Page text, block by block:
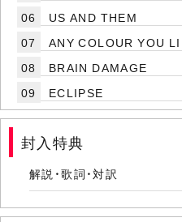
06
US AND THEM
07
ANY COLOUR YOU
08
BRAIN DAMAGE
09
ECLIPSE
封入特典
解説・歌詞・対訳